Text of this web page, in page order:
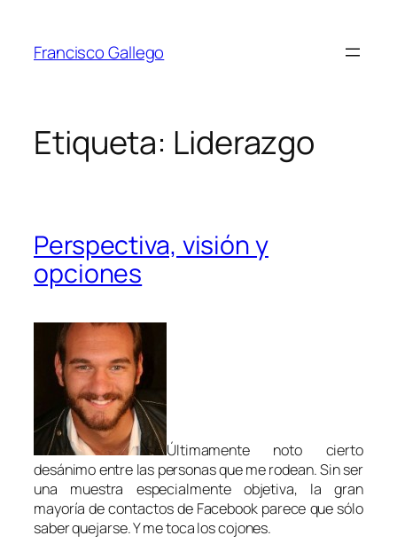
contenido
Francisco Gallego
Etiqueta: Liderazgo
Perspectiva, visión y
opciones
Últimamente noto cierto
desánimo entre las personas que me rodean. Sin ser
una muestra especialmente objetiva, la gran
mayoría de contactos de Facebook parece que sólo
saber quejarse. Y me toca los cojones.